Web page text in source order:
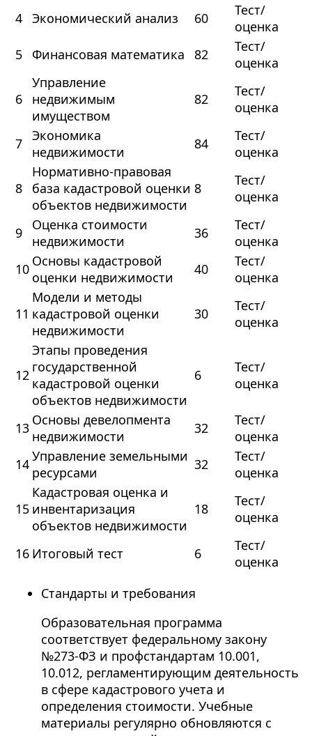
4 Экономический анализ 60
Тест/
оценка
5
Финансовая математика 82
Тест/
оценка
6
Управление
недвижимым
имуществом
82
Тест/
оценка
7 Экономика
недвижимости
84
Тест/
оценка
8
Нормативно-правовая
база кадастровой оценки
объектов недвижимости
8
Тест/
оценка
9
Оценка стоимости
недвижимости
36
Тест/
оценка
10 Основы кадастровой
оценки недвижимости
40
Тест/
оценка
11
Модели и методы
кадастровой оценки
недвижимости
30
Тест/
оценка
12
Этапы проведения
государственной
кадастровой оценки
объектов недвижимости
6
Тест/
оценка
13 Основы девелопмента
недвижимости
32
Тест/
оценка
14Управление земельными
ресурсами
32
Тест/
оценка
15
Кадастровая оценка и
инвентаризация
объектов недвижимости
18
Тест/
оценка
16 Итоговый тест 6
Тест/
оценка
Стандарты и требования
Образовательная программа
соответствует федеральному закону
№273-ФЗ и профстандартам 10.001,
10.012, регламентирующим деятельность
в сфере кадастрового учета и
определения стоимости. Учебные
материалы регулярно обновляются с